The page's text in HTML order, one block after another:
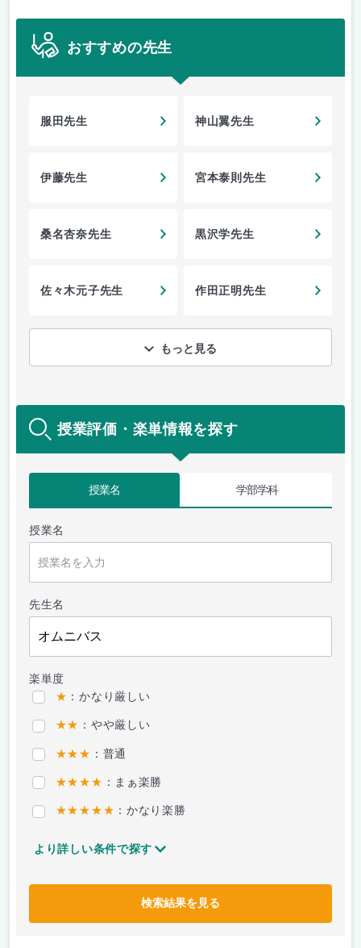
おすすめの先生
服田先生 神山翼先生
伊藤先生 宮本泰則先生
桑名杏奈先生 黒沢学先生
佐々木元子先生 作田正明先生
もっと見る
授業評価・楽単情報を探す
授業名 学部学科
授業名
先生名
楽単度
★ ：かなり厳しい
★★ ：やや厳しい
★★★ ：普通
★★★★ ：まぁ楽勝
★★★★★ ：かなり楽勝
より詳しい条件で探す
検索結果を見る